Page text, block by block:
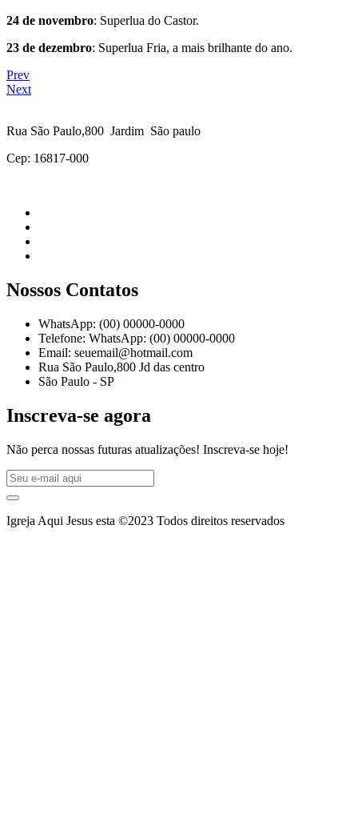
24 de novembro: Superlua do Castor.
23 de dezembro: Superlua Fria, a mais brilhante do ano.
Prev
Next
Rua São Paulo,800 Jardim São paulo
Cep: 16817-000
Nossos Contatos
WhatsApp: (00) 00000-0000
Telefone: WhatsApp: (00) 00000-0000
Email: seuemail@hotmail.com
Rua São Paulo,800 Jd das centro
São Paulo - SP
Inscreva-se agora
Não perca nossas futuras atualizações! Inscreva-se hoje!
Igreja Aqui Jesus esta ©2023 Todos direitos reservados